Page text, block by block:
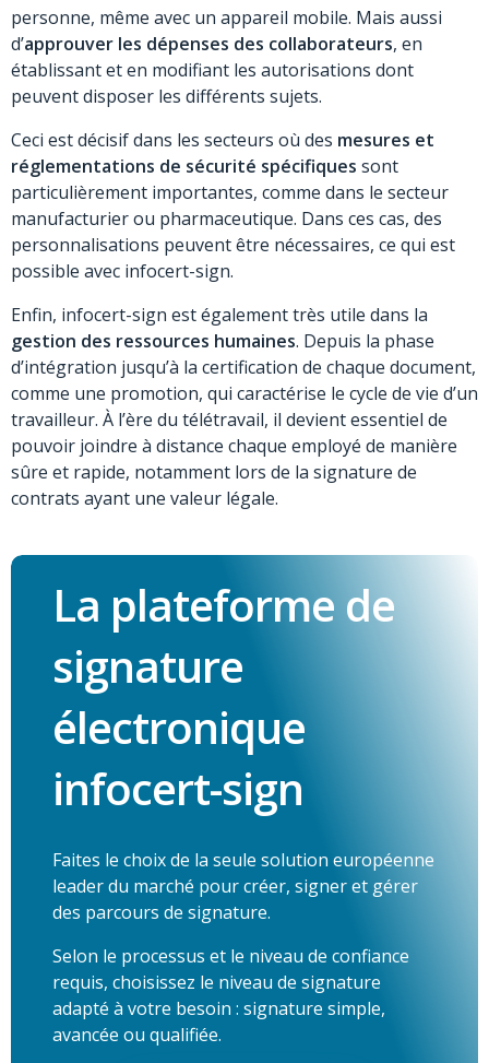
personne, même avec un appareil mobile. Mais aussi
d’approuver les dépenses des collaborateurs, en
établissant et en modifiant les autorisations dont
peuvent disposer les différents sujets.
Ceci est décisif dans les secteurs où des mesures et
réglementations de sécurité spécifiques sont
particulièrement importantes, comme dans le secteur
manufacturier ou pharmaceutique. Dans ces cas, des
personnalisations peuvent être nécessaires, ce qui est
possible avec infocert-sign.
Enfin, infocert-sign est également très utile dans la
gestion des ressources humaines. Depuis la phase
d’intégration jusqu’à la certification de chaque document,
comme une promotion, qui caractérise le cycle de vie d’un
travailleur. À l’ère du télétravail, il devient essentiel de
pouvoir joindre à distance chaque employé de manière
sûre et rapide, notamment lors de la signature de
contrats ayant une valeur légale.
La plateforme de
signature
électronique
infocert-sign
Faites le choix de la seule solution européenne
leader du marché pour créer, signer et gérer
des parcours de signature.
Selon le processus et le niveau de confiance
requis, choisissez le niveau de signature
adapté à votre besoin : signature simple,
avancée ou qualifiée.